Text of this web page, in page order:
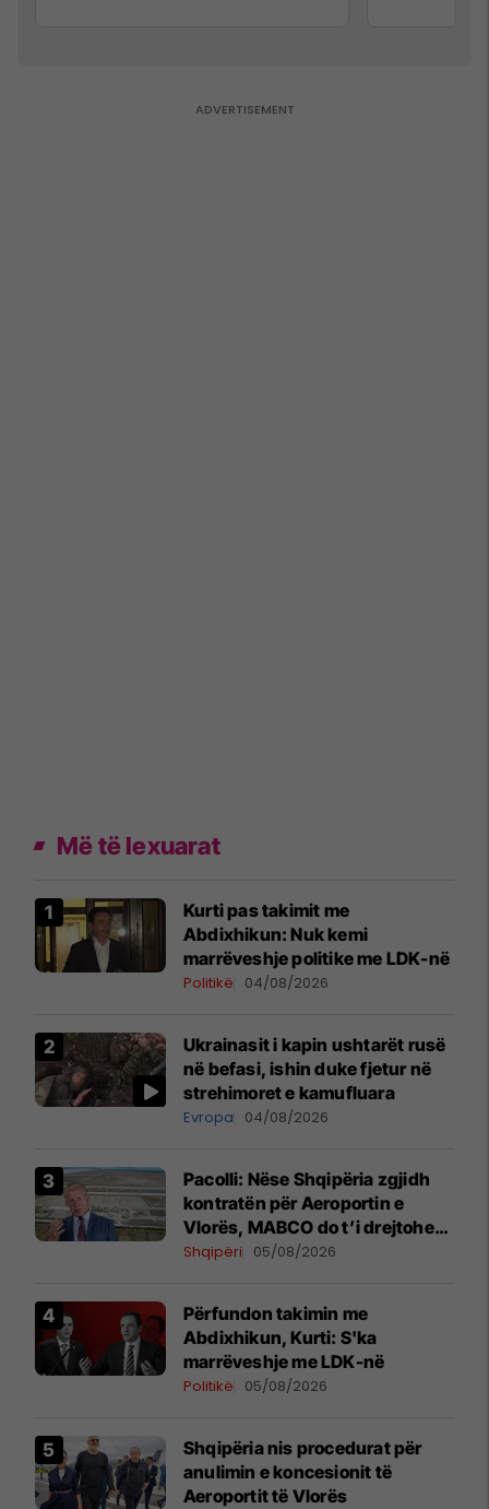
Më të lexuarat
Kurti pas takimit me
Abdixhikun: Nuk kemi
marrëveshje politike me LDK-në
Politikë 04/08/2026
Ukrainasit i kapin ushtarët rusë
në befasi, ishin duke fjetur në
strehimoret e kamufluara
Evropa 04/08/2026
Pacolli: Nëse Shqipëria zgjidh
kontratën për Aeroportin e
Vlorës, MABCO do t’i drejtohet
arbitrazhit ndërkombëtar
Shqipëri 05/08/2026
Përfundon takimin me
Abdixhikun, Kurti: S'ka
marrëveshje me LDK-në
Politikë 05/08/2026
​Shqipëria nis procedurat për
anulimin e koncesionit të
Aeroportit të Vlorës